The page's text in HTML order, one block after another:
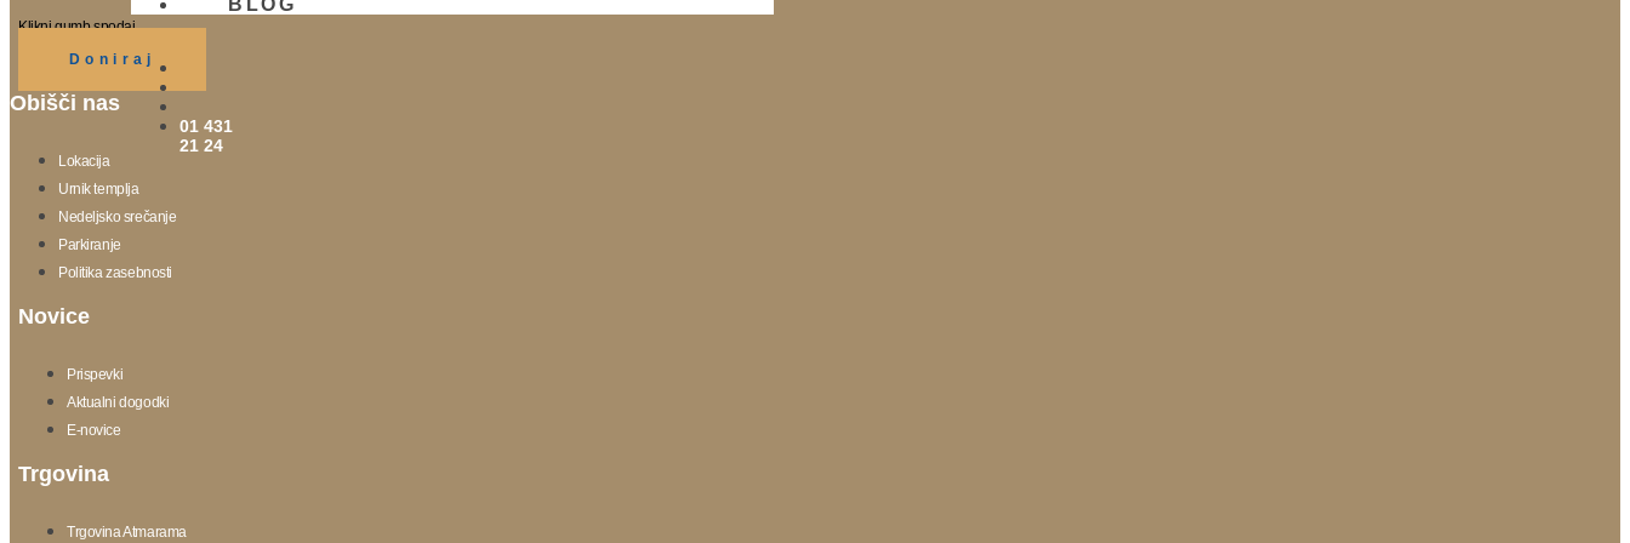
01 431
21 24
Klikni gumb spodaj.
Doniraj
Obišči nas
Lokacija
Urnik templja
Nedeljsko srečanje
Parkiranje
Politika zasebnosti
Novice
Prispevki
Aktualni dogodki
E-novice
Trgovina
Trgovina Atmarama